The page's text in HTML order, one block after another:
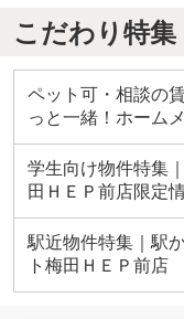
こだわり特集
ペット可・相談の
っと一緒！ホーム
学生向け物件特集
田ＨＥＰ前店限定
駅近物件特集｜駅
ト梅田ＨＥＰ前店